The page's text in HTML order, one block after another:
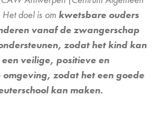
doel is om kwetsbare ouders
vanaf de zwangerschap
zodat het kind kan
veilige, positieve en
omgeving, zodat het een goede
kan maken.